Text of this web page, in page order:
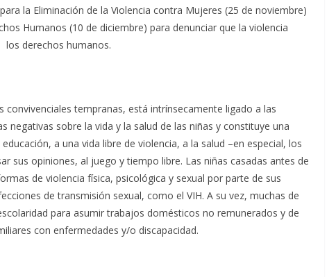
la Eliminación de la Violencia contra Mujeres (25 de noviembre)
Humanos (10 de diciembre) para denunciar que la violencia
derechos humanos.
tempranas, está intrínsecamente ligado a las
negativas sobre la vida y la salud de las niñas y constituye una
a una vida libre de violencia, a la salud –en especial, los
sus opiniones, al juego y tiempo libre. Las niñas casadas antes de
de violencia física, psicológica y sexual por parte de sus
de transmisión sexual, como el VIH. A su vez, muchas de
para asumir trabajos domésticos no remunerados y de
con enfermedades y/o discapacidad.